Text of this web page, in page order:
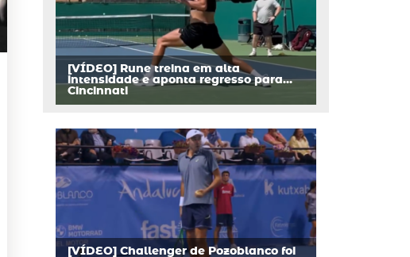
[VÍDEO] Rune treina em alta
intensidade e aponta regresso para…
Cincinnati
[VÍDEO] Challenger de Pozoblanco foi